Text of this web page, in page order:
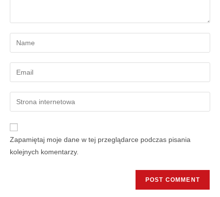
Zapamiętaj moje dane w tej przeglądarce podczas pisania
kolejnych komentarzy.